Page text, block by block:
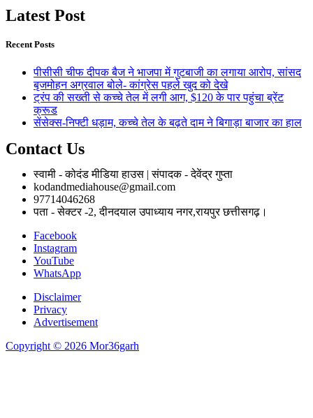
Latest Post
Recent Posts
पीसीसी चीफ दीपक बैज ने भाजपा में गुटबाजी का लगाया आरोप, सांसद
बृजमोहन अग्रवाल बोले- कांग्रेस पहले खुद को देखे
ट्रंप की सख्ती से कच्चे तेल में लगी आग, $120 के पार पहुंचा ब्रेंट
क्रूड
सेंसेक्स-निफ्टी धड़ाम, कच्चे तेल के बढ़ते दाम ने बिगाड़ा बाजार का हाल
Contact Us
स्वामी - कोदंड मीडिया हाउस | संपादक - देवेंद्र गुप्ता
kodandmediahouse@gmail.com
97714046268
पता - सेक्टर -2, दीनदयाल उपाध्याय नगर,रायपुर छत्तीसगढ़।
Facebook
Instagram
YouTube
WhatsApp
Disclaimer
Privacy
Advertisement
Copyright © 2026 Mor36garh